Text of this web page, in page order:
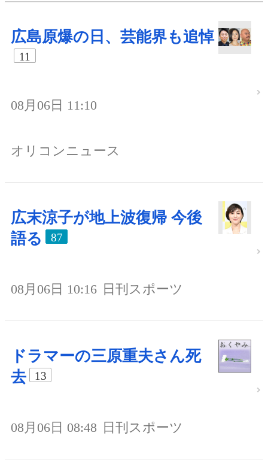
広島原爆の日、芸能界も追悼
11
08月06日 11:10
オリコンニュース
広末涼子が地上波復帰 今後
語る
87
08月06日 10:16 日刊スポーツ
ドラマーの三原重夫さん死
去
13
08月06日 08:48 日刊スポーツ